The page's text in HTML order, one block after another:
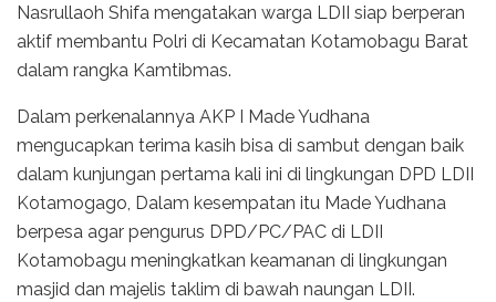
Nasrullaoh Shifa mengatakan warga LDII siap berperan
aktif membantu Polri di Kecamatan Kotamobagu Barat
dalam rangka Kamtibmas.
Dalam perkenalannya AKP I Made Yudhana
mengucapkan terima kasih bisa di sambut dengan baik
dalam kunjungan pertama kali ini di lingkungan DPD LDII
Kotamogago, Dalam kesempatan itu Made Yudhana
berpesa agar pengurus DPD/PC/PAC di LDII
Kotamobagu meningkatkan keamanan di lingkungan
masjid dan majelis taklim di bawah naungan LDII.